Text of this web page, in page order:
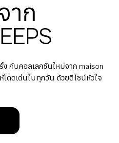
าก
กับคอลเลกชันใหม่จาก maison
โดดเด่นในทุกวัน ด้วยดีไซน์หัวใจ